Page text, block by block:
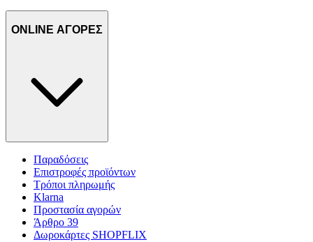
ONLINE ΑΓΟΡΕΣ
Παραδόσεις
Επιστροφές προϊόντων
Τρόποι πληρωμής
Klarna
Προστασία αγορών
Άρθρο 39
Δωροκάρτες SHOPFLIX